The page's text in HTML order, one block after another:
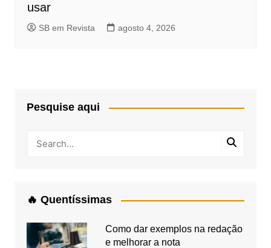
usar
SB em Revista agosto 4, 2026
Pesquise aqui
🔥 Quentíssimas
Como dar exemplos na redação
e melhorar a nota